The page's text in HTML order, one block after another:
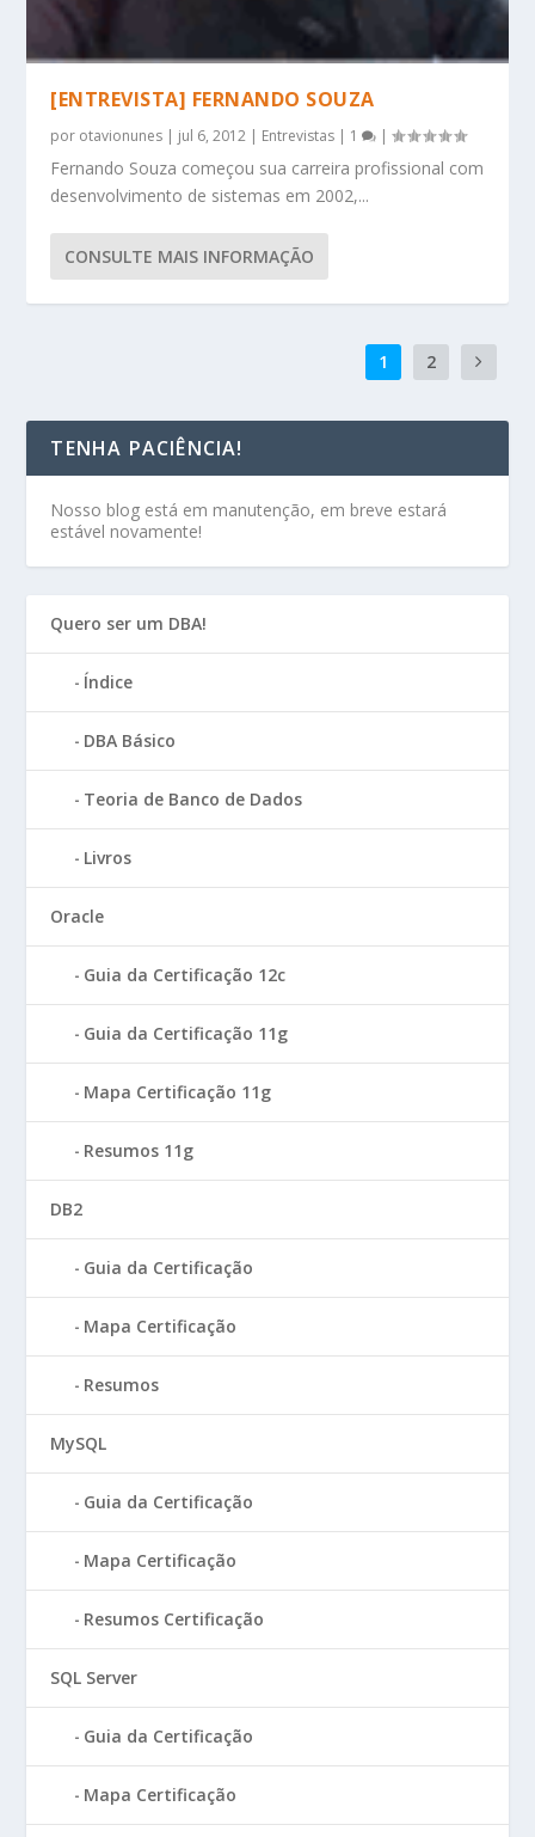
[ENTREVISTA] FERNANDO SOUZA
por otavionunes | jul 6, 2012 | Entrevistas | 1 |
Fernando Souza começou sua carreira profissional com
desenvolvimento de sistemas em 2002,...
CONSULTE MAIS INFORMAÇÃO
1 2
TENHA PACIÊNCIA!
Nosso blog está em manutenção, em breve estará
estável novamente!
Quero ser um DBA!
Índice
DBA Básico
Teoria de Banco de Dados
Livros
Oracle
Guia da Certificação 12c
Guia da Certificação 11g
Mapa Certificação 11g
Resumos 11g
DB2
Guia da Certificação
Mapa Certificação
Resumos
MySQL
Guia da Certificação
Mapa Certificação
Resumos Certificação
SQL Server
Guia da Certificação
Mapa Certificação